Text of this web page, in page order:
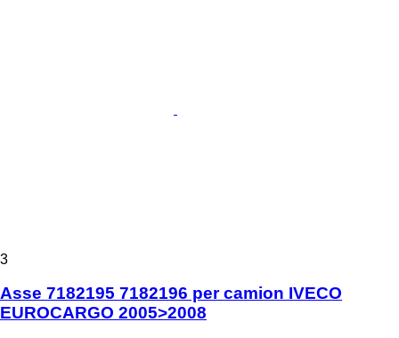
3
Asse 7182195 7182196 per camion IVECO
EUROCARGO 2005>2008